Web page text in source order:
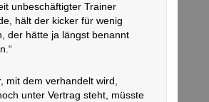
unbeschäftigter Trainer
hält der kicker für wenig
der hätte ja längst benannt
mit dem verhandelt wird,
unter Vertrag steht, müsste